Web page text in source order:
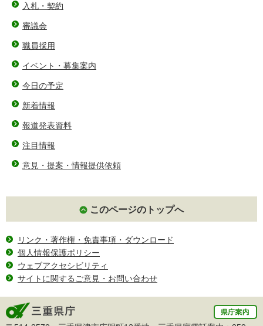
入札・契約
審議会
職員採用
イベント・募集案内
今日の予定
新着情報
報道発表資料
注目情報
意見・提案・情報提供依頼
このページのトップへ
リンク・著作権・免責事項・ダウンロード
個人情報保護ポリシー
ウェブアクセシビリティ
サイトに関するご意見・お問い合わせ